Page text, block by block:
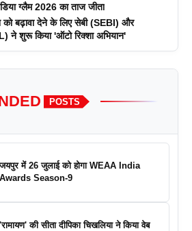
ग्लैम 2026 का ताज जीता
बढ़ावा देने के लिए सेबी (SEBI) और
ने शुरू किया 'ऑटो रिक्शा अभियान'
POSTS
जयपुर में 26 जुलाई को होगा WEAA India
Awards Season-9
'रामायण' की सीता दीपिका चिखलिया ने किया वेब